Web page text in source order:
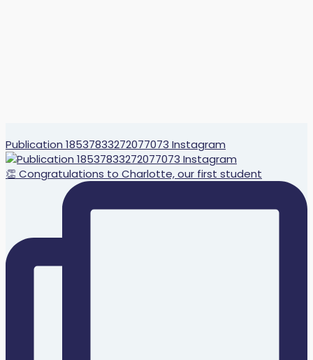
Publication 18537833272077073 Instagram
👏 Congratulations to Charlotte, our first student